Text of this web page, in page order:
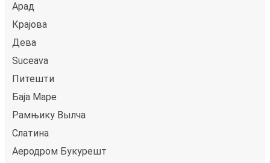
Арад
Крајова
Дева
Suceava
Питешти
Баја Маре
Рамњику Вылча
Слатина
Аеродром Букурешт